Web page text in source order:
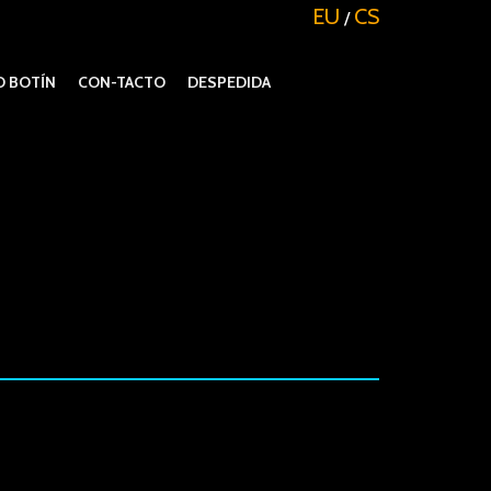
EU / CS
BOTÍN CON-TACTO DESPEDIDA